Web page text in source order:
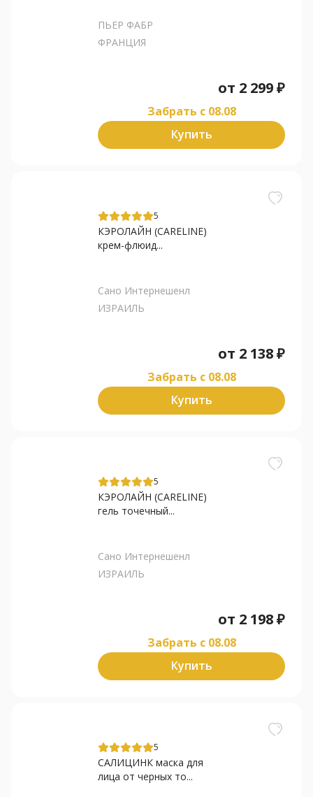
ПЬЕР ФАБР
ФРАНЦИЯ
от 2 299₽
Забрать c 08.08
Купить
5
КЭРОЛАЙН (CARELINE)
крем-флюид...
Сано Интернешенл
ИЗРАИЛЬ
от 2 138₽
Забрать c 08.08
Купить
5
КЭРОЛАЙН (CARELINE)
гель точечный...
Сано Интернешенл
ИЗРАИЛЬ
от 2 198₽
Забрать c 08.08
Купить
5
САЛИЦИНК маска для
лица от черных то...